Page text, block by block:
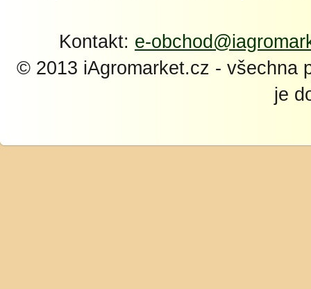
Kontakt: e-
© 2013 iAgromarket.cz - všechna
je